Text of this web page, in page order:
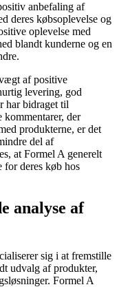
anbefaling af
deres købsoplevelse og
oplevelse med
blandt kunderne og en
af positive
levering, god
har bidraget til
kommentarer, der
produkterne, er det
del af
at Formel A generelt
for deres køb hos
analyse af
sig i at fremstille
udvalg af produkter,
Formel A